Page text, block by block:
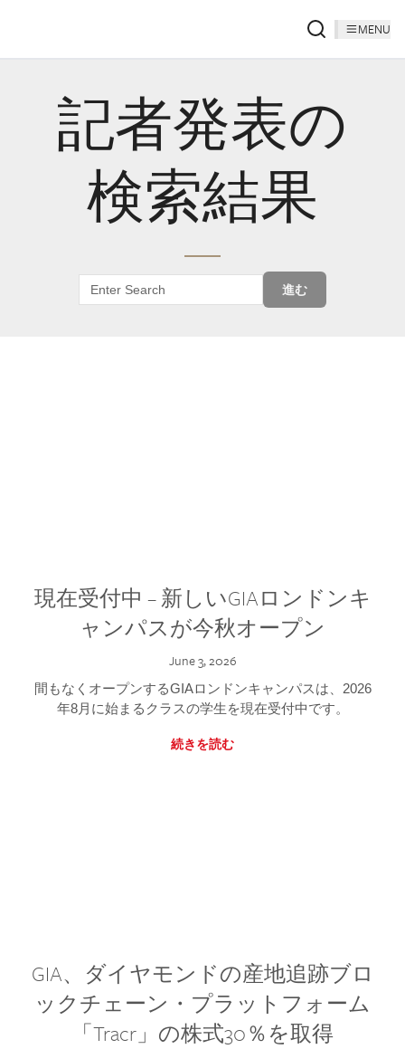
MENU
記者発表の
検索結果
進む
現在受付中 – 新しいGIAロンドンキ
ャンパスが今秋オープン
June 3, 2026
間もなくオープンするGIAロンドンキャンパスは、2026
年8月に始まるクラスの学生を現在受付中です。
続きを読む
GIA、ダイヤモンドの産地追跡ブロ
ックチェーン・プラットフォーム
「Tracr」の株式30％を取得